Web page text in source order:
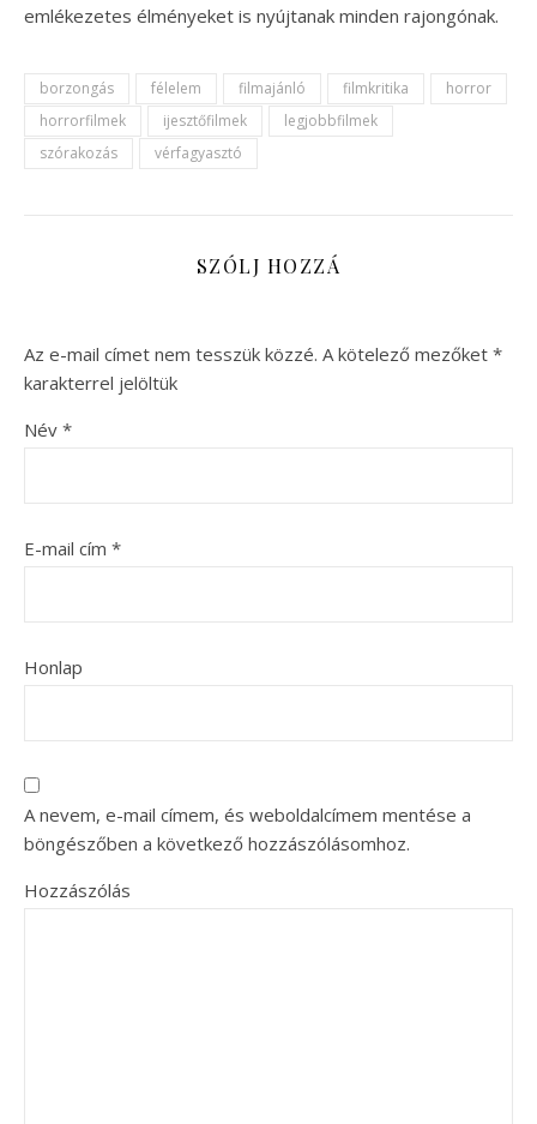
emlékezetes élményeket is nyújtanak minden rajongónak.
borzongás félelem filmajánló filmkritika
horror
horrorfilmek
ijesztőfilmek
legjobbfilmek
szórakozás
vérfagyasztó
SZÓLJ HOZZÁ
Az e-mail címet nem tesszük közzé. A kötelező mezőket *
karakterrel jelöltük
Név *
E-mail cím *
Honlap
A nevem, e-mail címem, és weboldalcímem mentése a
böngészőben a következő hozzászólásomhoz.
Hozzászólás